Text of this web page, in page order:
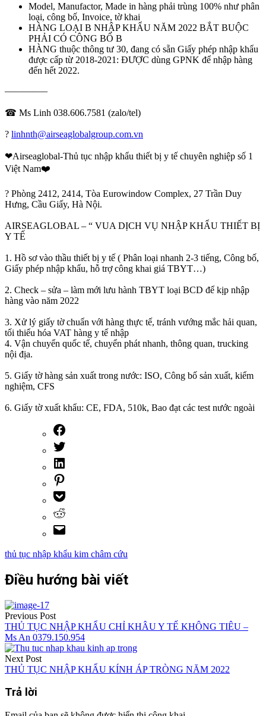
Model, Manufactor, Made in hàng phải trùng 100% như phân
loại, công bố, Invoice, tờ khai
HÀNG LOẠI B NHẬP KHẨU NĂM 2022 BẮT BUỘC
PHẢI CÓ CÔNG BỐ B
HÀNG thuộc thông tư 30, đang có sẵn Giấy phép nhập khẩu
được cấp từ 2018-2021: ĐƯỢC dùng GPNK để nhập hàng
đến hết 2022.
————–
☎ Ms Linh 038.606.7581 (zalo/tel)
? linhnth@airseaglobalgroup.com.vn
❤Airseaglobal-Thủ tục nhập khẩu thiết bị y tế chuyên nghiệp số 1
Việt Nam❤️
? Phòng 2412, 2414, Tòa Eurowindow Complex, 27 Trần Duy
Hưng, Cầu Giấy, Hà Nội.
AIRSEAGLOBAL – “ VUA DỊCH VỤ NHẬP KHẨU THIẾT BỊ
Y TẾ
1. Hồ sơ vào thầu thiết bị y tế ( Phân loại nhanh 2-3 tiếng, Công bố,
Giấy phép nhập khẩu, hỗ trợ công khai giá TBYT…)
2. Check – sửa – làm mới lưu hành TBYT loại BCD để kịp nhập
hàng vào năm 2022
3. Xử lý giấy tờ chuẩn với hàng thực tế, tránh vướng mắc hải quan,
tối thiểu hóa VAT hàng y tế nhập
4. Vận chuyển quốc tế, chuyển phát nhanh, thông quan, trucking
nội địa.
5. Giấy tờ hàng sản xuất trong nước: ISO, Công bố sản xuất, kiểm
nghiệm, CFS
6. Giấy tờ xuất khẩu: CE, FDA, 510k, Bao đạt các test nước ngoài
thủ tục nhập khẩu kim châm cứu
Điều hướng bài viết
Previous Post
THỦ TỤC NHẬP KHẨU CHỈ KHÂU Y TẾ KHÔNG TIÊU –
Ms An 0379.150.954
Next Post
THỦ TỤC NHẬP KHẨU KÍNH ÁP TRÒNG NĂM 2022
Trả lời